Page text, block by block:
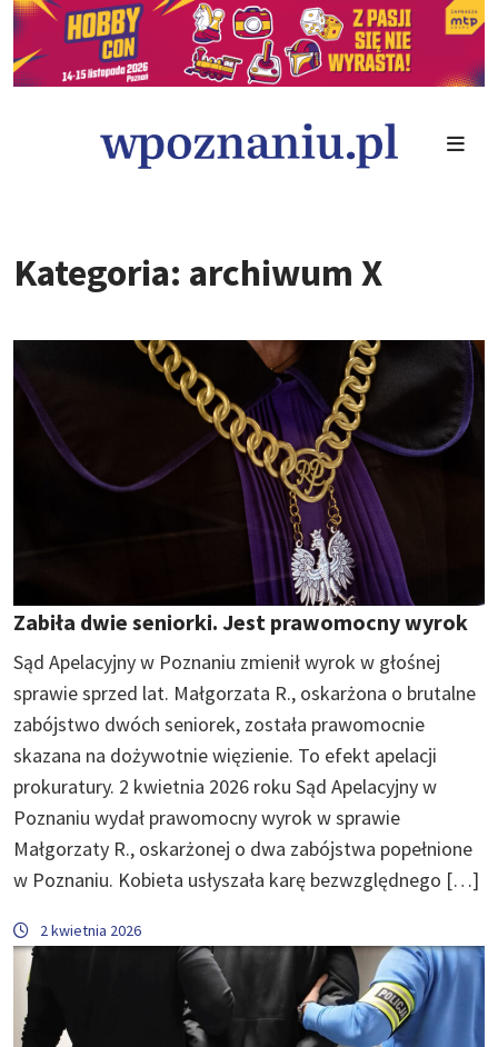
Kategoria: archiwum X
Zabiła dwie seniorki. Jest prawomocny wyrok
Sąd Apelacyjny w Poznaniu zmienił wyrok w głośnej
sprawie sprzed lat. Małgorzata R., oskarżona o brutalne
zabójstwo dwóch seniorek, została prawomocnie
skazana na dożywotnie więzienie. To efekt apelacji
prokuratury. 2 kwietnia 2026 roku Sąd Apelacyjny w
Poznaniu wydał prawomocny wyrok w sprawie
Małgorzaty R., oskarżonej o dwa zabójstwa popełnione
w Poznaniu. Kobieta usłyszała karę bezwzględnego […]
2 kwietnia 2026